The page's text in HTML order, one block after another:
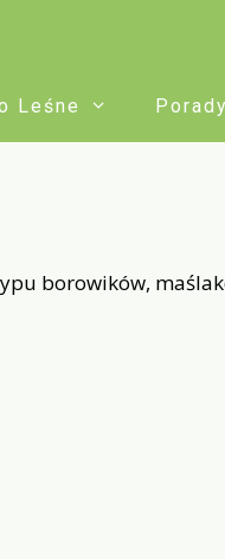
Leśne Porady
borowików,